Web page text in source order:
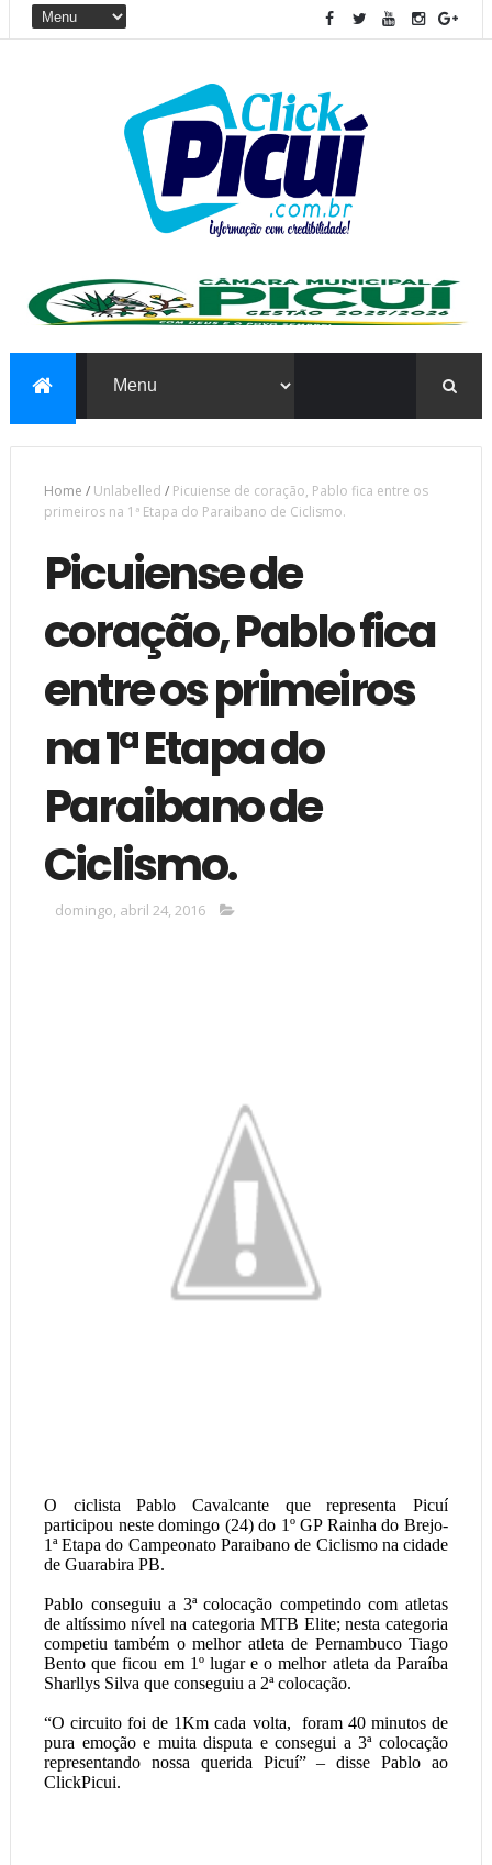
Home /Unlabelled / Picuiense de coração, Pablo fica entre os
primeiros na 1ª Etapa do Paraibano de Ciclismo.
Picuiense de
coração, Pablo fica
entre os primeiros
na 1ª Etapa do
Paraibano de
Ciclismo.
domingo, abril 24, 2016
O ciclista Pablo Cavalcante que representa Picuí
participou neste domingo (24) do 1º GP Rainha do Brejo-
1ª Etapa do Campeonato Paraibano de Ciclismo na cidade
de Guarabira PB.
Pablo conseguiu a 3ª colocação competindo com atletas
de altíssimo nível na categoria MTB Elite; nesta categoria
competiu também o melhor atleta de Pernambuco Tiago
Bento que ficou em 1º lugar e o melhor atleta da Paraíba
Sharllys Silva que conseguiu a 2ª colocação.
“O circuito foi de 1Km cada volta, foram 40 minutos de
pura emoção e muita disputa e consegui a 3ª colocação
representando nossa querida Picuí” – disse Pablo ao
ClickPicui.